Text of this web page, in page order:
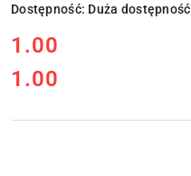
Dostępność: Duża dostępność
cena:
1.00
Cena:
1.00